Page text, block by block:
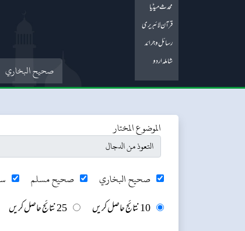
محدث میڈیا
قرآن لائبریری
رسائل و جرائد
شاملہ اردو
صحيح البخاري
الموضوع المختار
صحيح البخاري صحيح مسلم
10 نتائج حاصل کریں
25 نتائج حاصل کریں